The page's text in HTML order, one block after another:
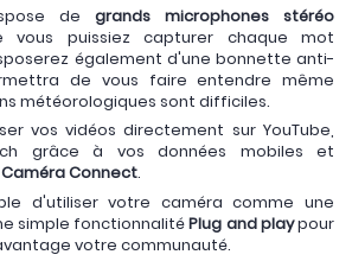
de grands microphones stéréo
vous puissiez capturer chaque mot
également d'une bonnette anti-
de vous faire entendre même
météorologiques sont difficiles.
vos vidéos directement sur YouTube,
grâce à vos données mobiles et
Connect.
d'utiliser votre caméra comme une
simple fonctionnalitéPlug and playpour
votre communauté.